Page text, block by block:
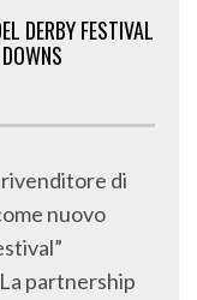
DERBY FESTIVAL
rivenditore di
nuovo
partnership